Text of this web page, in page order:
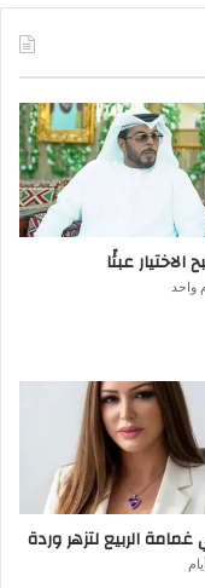
الاختيار عبئًا
واحد
الربيع لتزهر وردة